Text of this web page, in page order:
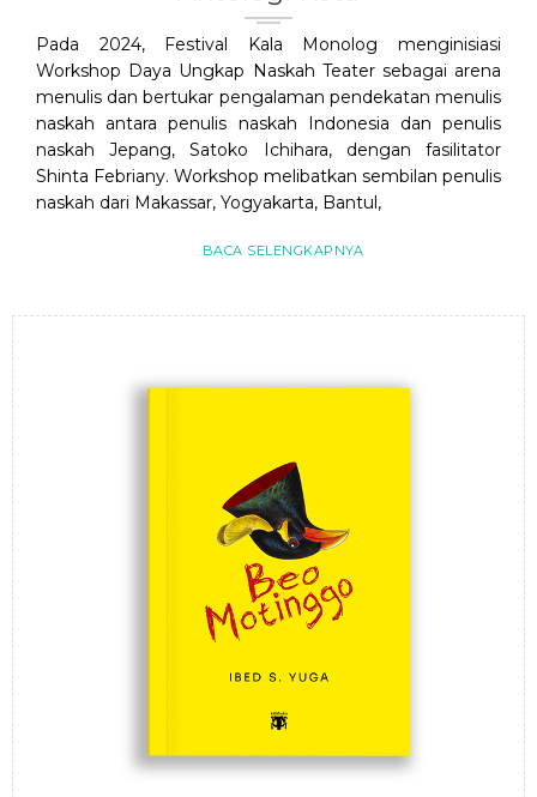
Pada 2024, Festival Kala Monolog menginisiasi
Workshop Daya Ungkap Naskah Teater sebagai arena
menulis dan bertukar pengalaman pendekatan menulis
naskah antara penulis naskah Indonesia dan penulis
naskah Jepang, Satoko Ichihara, dengan fasilitator
Shinta Febriany. Workshop melibatkan sembilan penulis
naskah dari Makassar, Yogyakarta, Bantul,
BACA SELENGKAPNYA